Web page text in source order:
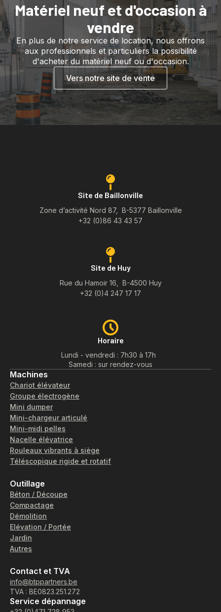
Matériel neuf et d'occasion à
vendre
En plus de notre service de location, nous offrons
aux professionnels et particuliers la possibilité
d'acheter du matériel neuf ou d'occasion.
Vers notre site de vente
Site de Baillonville
Zone d’activité Nord 87, B-5377 Baillonville
+32 (0)86 43 43 57
Site de Huy
Rue du Hamoir 16, B-4500 Huy
+32 (0)4 247 17 17
Horaire
Lundi - vendredi : 7h30 à 17h
Samedi : sur rendez-vous
Machines
Chariot élévateur
Groupe électrogène
Mini dumper
Mini-chargeur articulé
Mini-midi pelles
Nacelle élévatrice
Rouleaux vibrants à siège
Téléscopique rigide et rotatif
Outillage
Béton / Découpe
Compactage
Démolition
Elévation / Portée
Jardin
Autres
Contact et TVA
info@btppartners.be
TVA : BE0823.251.272
Service dépannage